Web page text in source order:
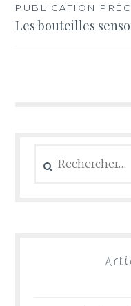
Navigation
PUBLICATION
Les bouteilles